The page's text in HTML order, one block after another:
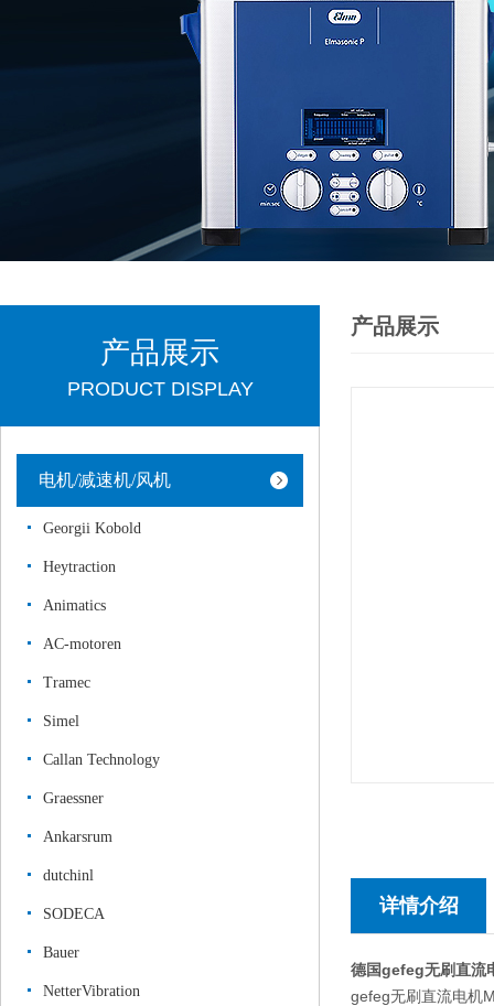
产品展示
PRODUCT DISPLAY
电机/减速机/风机
Georgii Kobold
Heytraction
Animatics
AC-motoren
Tramec
Simel
Callan Technology
Graessner
Ankarsrum
dutchinl
SODECA
Bauer
NetterVibration
产品展示
详情介绍
德国gefeg无刷直流
gefeg无刷直流电机